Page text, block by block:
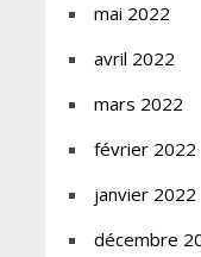
mai 2022
avril 2022
mars 2022
février 2022
janvier 2022
décembre